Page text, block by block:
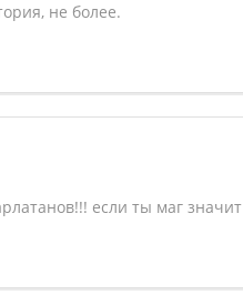
не более.
если ты маг